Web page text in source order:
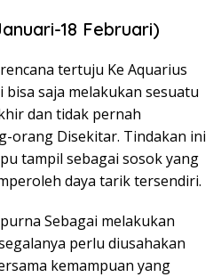
18 Februari)
tertuju Ke Aquarius
bisa saja melakukan sesuatu
dan tidak pernah
orang Disekitar. Tindakan ini
tampil sebagai sosok yang
daya tarik tersendiri.
Sebagai melakukan
perlu diusahakan
kemampuan yang